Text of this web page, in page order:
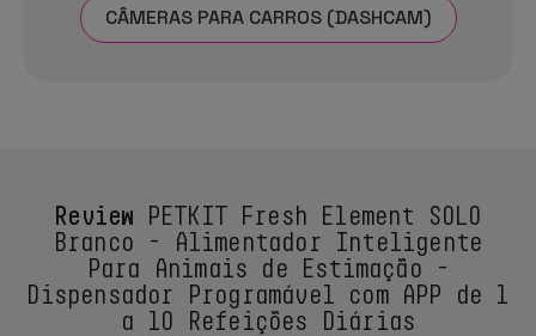
CÂMERAS PARA CARROS (DASHCAM)
Review PETKIT Fresh Element SOLO
Branco - Alimentador Inteligente
Para Animais de Estimação -
Dispensador Programável com APP de 1
a 10 Refeições Diárias